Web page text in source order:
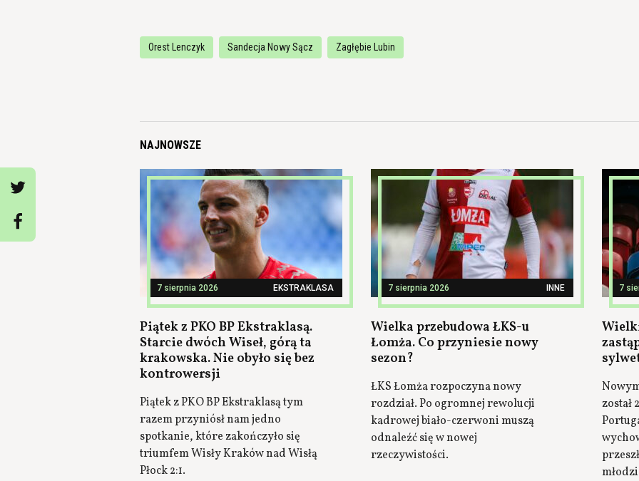
Orest Lenczyk Sandecja Nowy Sącz Zagłębie Lubin
NAJNOWSZE
7 sierpnia 2026 EKSTRAKLASA
Piątek z PKO BP Ekstraklasą.
Starcie dwóch Wiseł, górą ta
krakowska. Nie obyło się bez
kontrowersji
Piątek z PKO BP Ekstraklasą tym
razem przyniósł nam jedno
spotkanie, które zakończyło się
triumfem Wisły Kraków nad Wisłą
Płock 2:1.
7 sierpnia 2026 INNE
Wielka przebudowa ŁKS-u
Łomża. Co przyniesie nowy
sezon?
ŁKS Łomża rozpoczyna nowy
rozdział. Po ogromnej rewolucji
kadrowej biało-czerwoni muszą
odnaleźć się w nowej
rzeczywistości.
7
został